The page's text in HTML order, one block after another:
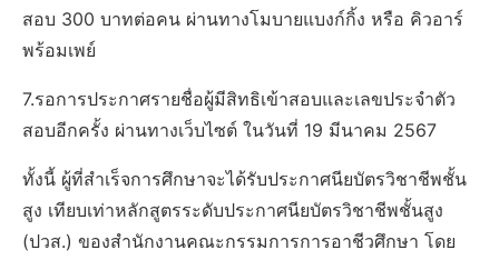
สอบ 300 บาทต่อคน ผ่านทางโมบายแบงก์กิ้ง หรือ คิวอาร์
พร้อมเพย์
7.รอการประกาศรายชื่อผู้มีสิทธิเข้าสอบและเลขประจำตัว
สอบอีกครั้ง ผ่านทางเว็บไซต์ ในวันที่ 19 มีนาคม 2567
ทั้งนี้ ผู้ที่สำเร็จการศึกษาจะได้รับประกาศนียบัตรวิชาชีพชั้น
สูง เทียบเท่าหลักสูตรระดับประกาศนียบัตรวิชาชีพชั้นสูง
(ปวส.) ของสำนักงานคณะกรรมการการอาชีวศึกษา โดย